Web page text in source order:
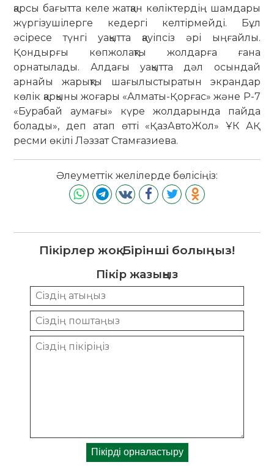
қарсы бағытта келе жатқан көліктердің шамдары
жүргізушілерге кедергі келтірмейді. Бұл
әсіресе түнгі уақытта қауіпсіз әрі ыңғайлы.
Қондырғы көпжолақты жолдарға ғана
орнатылады. Алдағы уақытта дәл осындай
арнайы жарықты шағылыстыратын экрандар
көлік қарқыны жоғары «Алматы-Қорғас» және Р-7
«Бурабай аумағы» күре жолдарында пайда
болады», деп атап өтті «ҚазАвтоЖол» ҰК АҚ
ресми өкілі Ләззат Стамғазиева.
Әлеуметтік желілерде бөлісіңіз:
Пікірлер жоқ. Бірінші болыңыз!
Пікір жазыңыз